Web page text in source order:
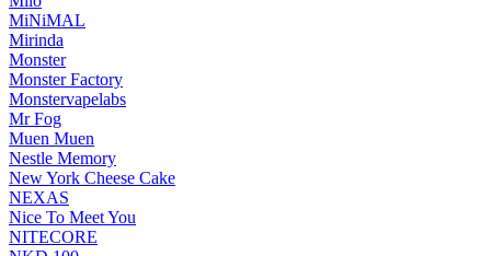
MiNiMAL
Mirinda
Monster
Monster Factory
Monstervapelabs
Mr Fog
Muen Muen
Nestle Memory
New York Cheese Cake
NEXAS
Nice To Meet You
NITECORE